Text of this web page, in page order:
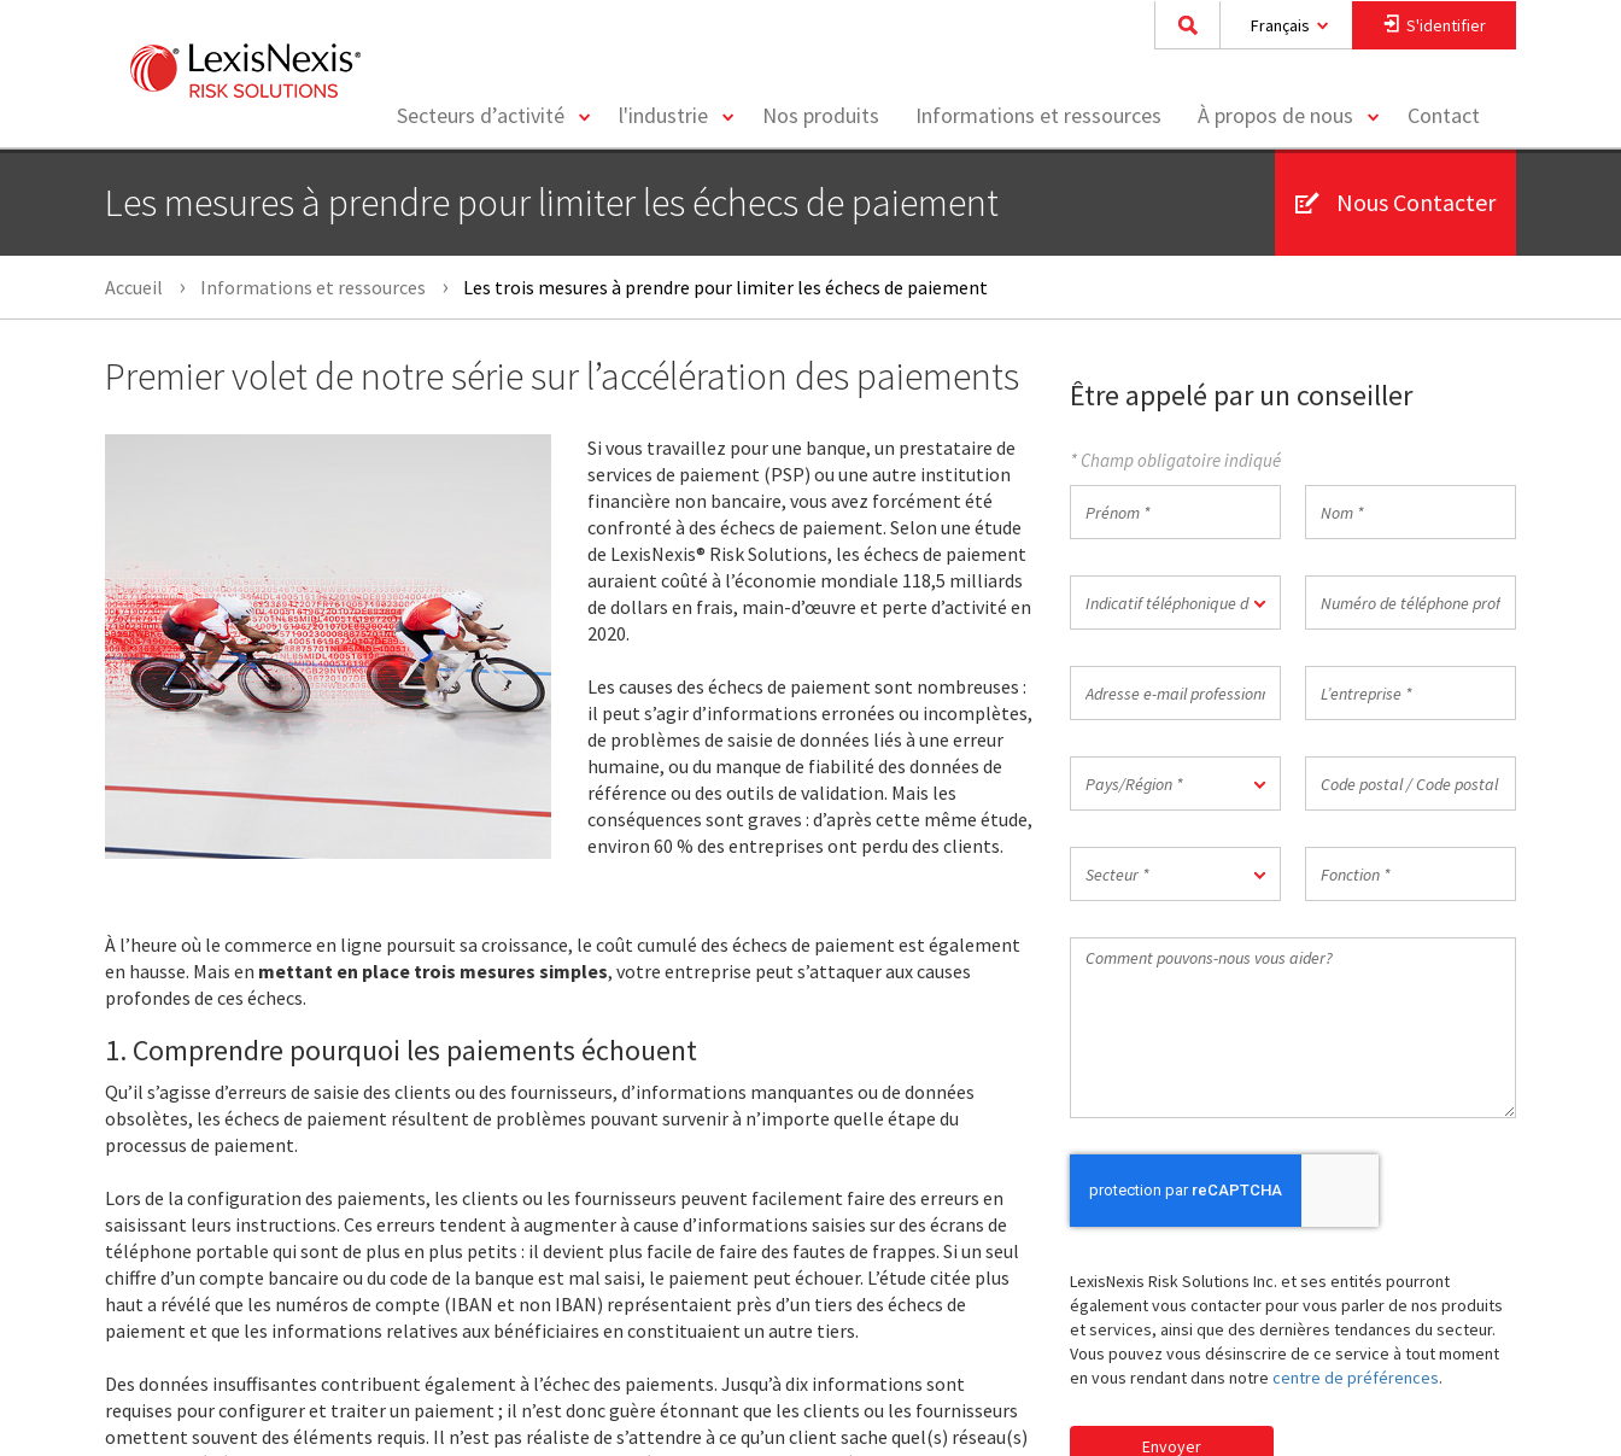
Français S'identifier
Secteurs d’activité
togglel'industrie
toggleNos produits Informations et ressources À propos de nous
toggleContact
Les mesures à prendre pour limiter les échecs de paiement Nous Contacter
Accueil Informations et ressources Les trois mesures à prendre pour limiter les échecs de paiement
Premier volet de notre série sur l’accélération des paiements
Si vous travaillez pour une banque, un prestataire de
services de paiement (PSP) ou une autre institution
financière non bancaire, vous avez forcément été
confronté à des échecs de paiement. Selon une étude
de LexisNexis® Risk Solutions, les échecs de paiement
auraient coûté à l’économie mondiale 118,5 milliards
de dollars en frais, main-d’œuvre et perte d’activité en
2020.
Les causes des échecs de paiement sont nombreuses :
il peut s’agir d’informations erronées ou incomplètes,
de problèmes de saisie de données liés à une erreur
humaine, ou du manque de fiabilité des données de
référence ou des outils de validation. Mais les
conséquences sont graves : d’après cette même étude,
environ 60 % des entreprises ont perdu des clients.
À l’heure où le commerce en ligne poursuit sa croissance, le coût cumulé des échecs de paiement est également
en hausse. Mais en mettant en place trois mesures simples, votre entreprise peut s’attaquer aux causes
profondes de ces échecs.
1. Comprendre pourquoi les paiements échouent
Qu’il s’agisse d’erreurs de saisie des clients ou des fournisseurs, d’informations manquantes ou de données
obsolètes, les échecs de paiement résultent de problèmes pouvant survenir à n’importe quelle étape du
processus de paiement.
Lors de la configuration des paiements, les clients ou les fournisseurs peuvent facilement faire des erreurs en
saisissant leurs instructions. Ces erreurs tendent à augmenter à cause d’informations saisies sur des écrans de
téléphone portable qui sont de plus en plus petits : il devient plus facile de faire des fautes de frappes. Si un seul
chiffre d’un compte bancaire ou du code de la banque est mal saisi, le paiement peut échouer. L’étude citée plus
haut a révélé que les numéros de compte (IBAN et non IBAN) représentaient près d’un tiers des échecs de
paiement et que les informations relatives aux bénéficiaires en constituaient un autre tiers.
Des données insuffisantes contribuent également à l’échec des paiements. Jusqu’à dix informations sont
requises pour configurer et traiter un paiement ; il n’est donc guère étonnant que les clients ou les fournisseurs
omettent souvent des éléments requis. Il n’est pas réaliste de s’attendre à ce qu’un client sache quel(s) réseau(s)
Être appelé par un conseiller
* Champ obligatoire indiqué
téléphonique
pays
Indicatif téléphonique du pays *
de
professionnel
e-
professionnelle
Pays/Région *
postal
Code
postal
du
*
Secteur *
Comment
LexisNexis Risk Solutions Inc. et ses entités pourront
également vous contacter pour vous parler de nos produits
et services, ainsi que des dernières tendances du secteur.
Vous pouvez vous désinscrire de ce service à tout moment
en vous rendant dans notre centre de préférences.
Envoyer